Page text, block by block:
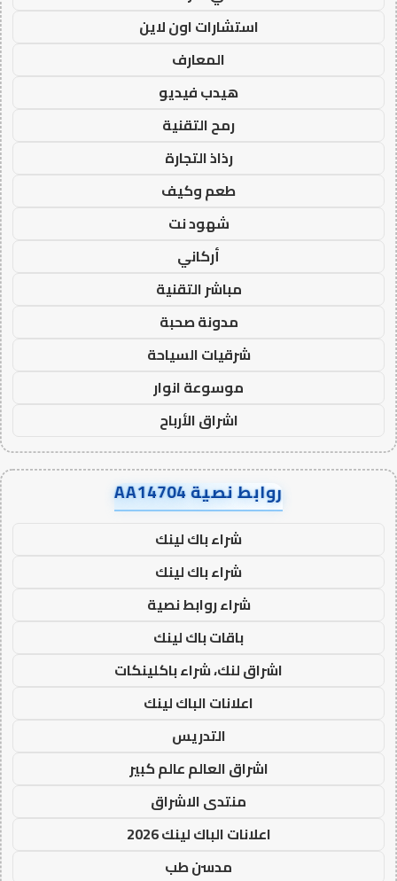
استشارات اون لاين
المعارف
هيدب فيديو
رمح التقنية
رذاذ التجارة
طعم وكيف
شهود نت
أركاني
مباشر التقنية
مدونة صحبة
شرقيات السياحة
موسوعة انوار
اشراق الأرباح
روابط نصية AA14704
شراء باك لينك
شراء باك لينك
شراء روابط نصية
باقات باك لينك
اشراق لنك، شراء باكلينكات
اعلانات الباك لينك
التدريس
اشراق العالم عالم كبير
منتدى الاشراق
اعلانات الباك لينك 2026
مدسن طب